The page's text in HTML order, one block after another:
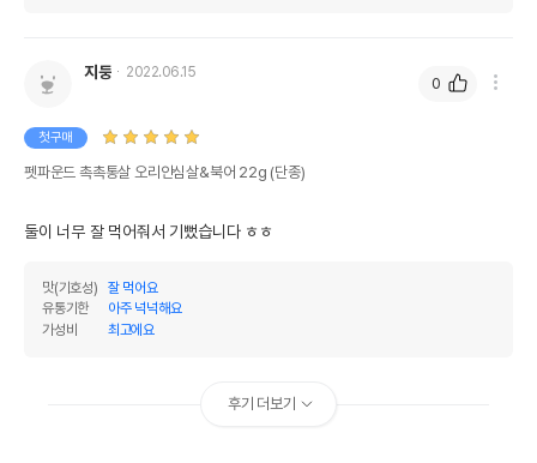
지둥 2022.06.15
첫구매
펫파운드 촉촉통살 오리안심살&북어 22g (단종)
둘이 너무 잘 먹어줘서 기뻤습니다 ㅎㅎ
맛(기호성)
잘 먹어요
유통기한
아주 넉넉해요
가성비
최고에요
0
후기 더보기